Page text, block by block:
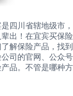
四川省辖地级市，
出！在宜宾买保险
解保险产品，找到
司的官网、公众号
品。不管是哪种方